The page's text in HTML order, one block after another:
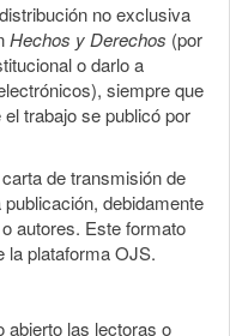
no exclusiva
Hechos y Derechos (por
o darlo a
siempre que
trabajo se publicó por
de transmisión de
debidamente
autores. Este formato
la plataforma OJS.
abierto las lectoras o